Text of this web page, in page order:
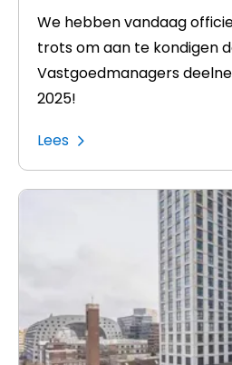
We hebben vandaag
trots om aan te kondigen
Vastgoedmanagers
2025!
Lees